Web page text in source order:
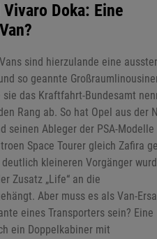
Doka: Eine
sind hierzulande eine
so geannte
das Kraftfahrt-Bundesamt
Rang ab. So hat Opel aus der
seinen Ableger der PSA-Modelle
Space Tourer gleich Zafira
kleineren Vorgänger
Zusatz „Life“ an die
Aber muss es als Van-
eines Transporters sein? Eine
ein Doppelkabiner mit